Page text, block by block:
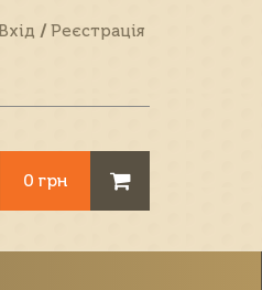
/ Реєстрація
0 грн